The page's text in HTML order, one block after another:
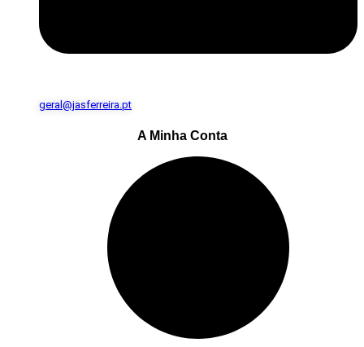
geral@jasferreira.pt
A Minha Conta